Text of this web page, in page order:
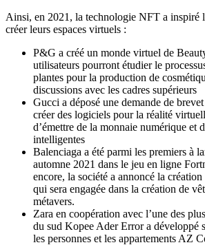
Ainsi, en 2021, la technologie NFT a inspiré
créer leurs espaces virtuels :
P&G a créé un monde virtuel de
utilisateurs pourront étudier le
plantes pour la production de
discussions avec les cadres supérieurs
Gucci a déposé une demande de
créer des logiciels pour la réalité
d’émettre de la monnaie numérique et
intelligentes
Balenciaga a été parmi les premiers à
automne 2021 dans le jeu en ligne
encore, la société a annoncé la
qui sera engagée dans la création de
métavers.
Zara en coopération avec l’une des
du sud Kopee Ader Error a développé
les personnes et les appartements AZ